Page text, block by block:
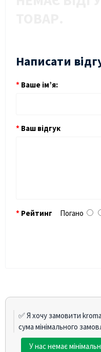
Написати
Ваше ім’я:
Ваш відгук
Рейтинг Погано
✅ Я хочу замовити
сума мінімального
У нас немає